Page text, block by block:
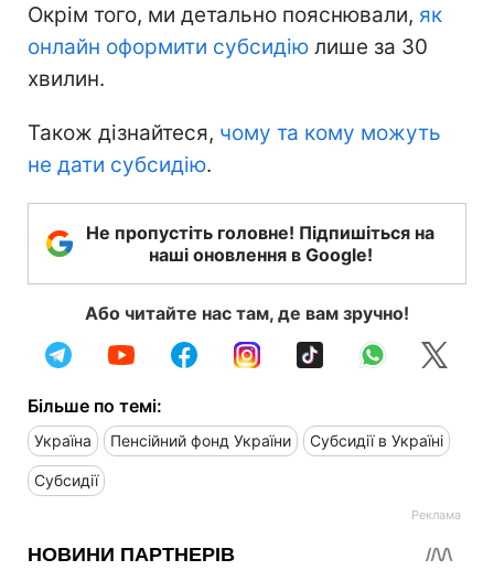
Окрім того, ми детально пояснювали, як
онлайн оформити субсидію лише за 30
хвилин.
Також дізнайтеся, чому та кому можуть
не дати субсидію.
Не пропустіть головне! Підпишіться на
наші оновлення в Google!
Або читайте нас там, де вам зручно!
Більше по темі:
Україна Пенсійний фонд України Субсидії в Україні
Субсидії